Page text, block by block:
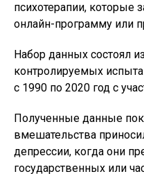
психотерапии, которые
онлайн-программу или
Набор данных состоял
контролируемых
с 1990 по 2020 год с
Полученные данные
вмешательства
депрессии, когда они
государственных или